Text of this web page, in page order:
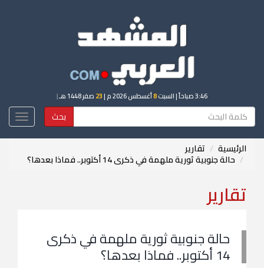
3:46 صباحاً | السبت8أغسطس 2026 م | 23 صفر 1448 هـ |
بحث
الرئيسية تقارير
حالة جنوبية ثورية ملهمة في ذكرى 14 أكتوبر.. فماذا بعدها؟
تقارير
حالة جنوبية ثورية ملهمة في ذكرى
14 أكتوبر.. فماذا بعدها؟